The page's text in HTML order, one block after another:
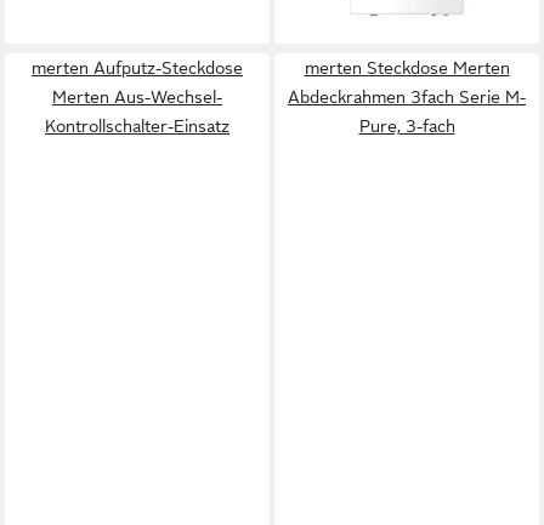
lieferbar - in 3-4 Werktagen bei dir
merten Aufputz-Steckdose
Merten Aus-Wechsel-
Kontrollschalter-Einsatz
merten Steckdose Merten
Abdeckrahmen 3fach Serie M-
Pure, 3-fach